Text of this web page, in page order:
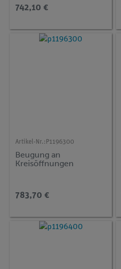
742,10 €
Artikel-Nr.: P1196300
Beugung an
Kreisöffnungen
783,70 €